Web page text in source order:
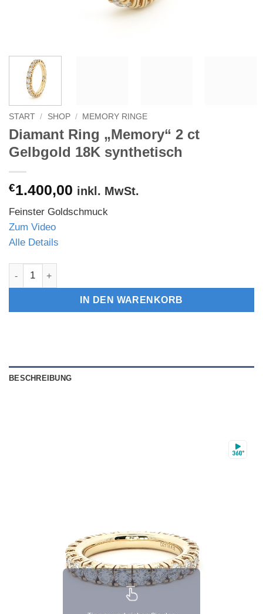
START / SHOP / MEMORY RINGE
Diamant Ring „Memory“ 2 ct
Gelbgold 18K synthetisch
€1.400,00 inkl. MwSt.
Feinster Goldschmuck
Zum Video
Alle Details
Diamant Ring "Memory" 2 ct Gelbgold 18K synthetisch Menge
IN DEN WARENKORB
BESCHREIBUNG